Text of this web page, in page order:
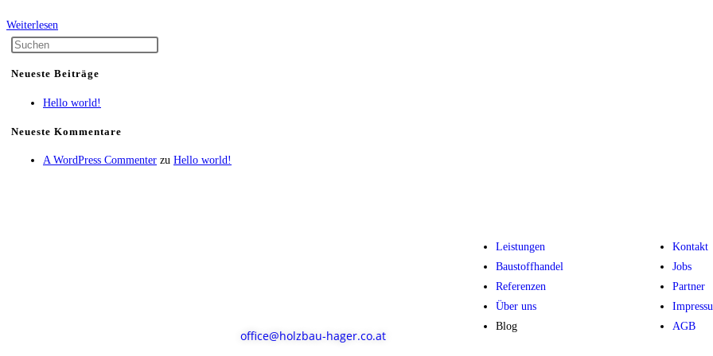
Weiterlesen
Neueste Beiträge
Hello world!
Neueste Kommentare
A WordPress Commenter zu Hello world!
office@holzbau-hager.co.at
Leistungen
Baustoffhandel
Referenzen
Über uns
Blog
Kontakt
Jobs
Partner
AGB